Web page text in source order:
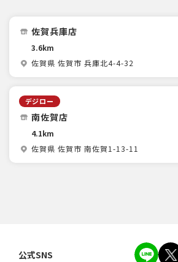
佐賀兵庫店
3.6km
佐賀県 佐賀市 兵庫北4-4-32
デジロー
南佐賀店
4.1km
佐賀県 佐賀市 南佐賀1-13-11
公式SNS